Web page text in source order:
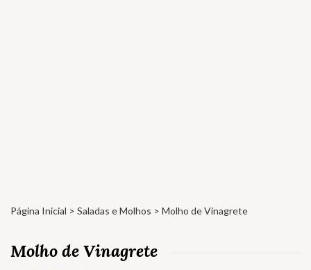
Página Inicial > Saladas e Molhos > Molho de Vinagrete
Molho de Vinagrete